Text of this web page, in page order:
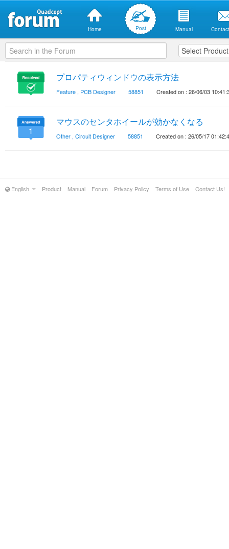
Home Post Manual
プロパティウィンドウの表示方法
Feature , PCB Designer 58851 Created on : 26/06/03
1
マウスのセンタホイールが効かなくなる
Other , Circuit Designer 58851 Created on : 26/05/17
English Product Manual Forum Privacy Policy Terms of Use Contact Us!